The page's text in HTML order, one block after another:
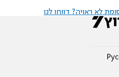
לא ראויה? דווחו לנו